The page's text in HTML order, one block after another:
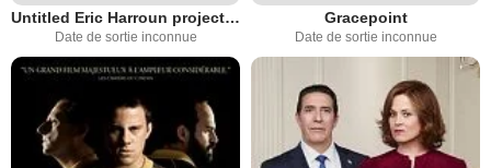
Untitled Eric Harroun project from Dan Futterman
Date de sortie inconnue
Gracepoint
Date de sortie inconnue